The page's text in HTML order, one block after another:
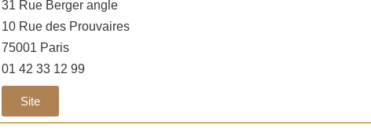
31 Rue Berger angle
10 Rue des Prouvaires
75001 Paris
01 42 33 12 99
Site